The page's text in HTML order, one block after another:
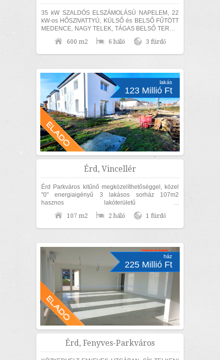
35 kW SZALDÓS ELSZÁMOLÁSÚ NAPELEM, 22
kW-os HŐSZIVATTYÚ, KÜLSŐ és BELSŐ FŰTÖTT
MEDENCE, NAGY TELEK, TÁGAS BELSŐ TEREK,
SZÁMOS EXTRÁVAL és akár TELJES
BÚTORZATTAL és beépített...
600 m2 6 háló 3 fürdő
lakás
123 Millió Ft
Érd, Vincellér
Érd Parkváros kitűnő megközelíthetőséggel, közel
"0" energiaigényű 3 lakásos sorház 107m2
hasznos lakóterületű 2
szoba+nappalis+GARÁZSOS, belső kétszintes,
KÜLÖN UTCAFRONTI...
107 m2 2 háló 1 fürdő
ház
225 Millió Ft
Érd, Fenyves-Parkváros